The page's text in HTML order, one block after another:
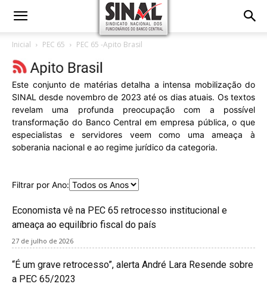
Inicial PEC 65 PEC 65 -Apito Brasil
Este conjunto de matérias detalha a intensa mobilização do
SINAL desde novembro de 2023 até os dias atuais. Os textos
revelam uma profunda preocupação com a possível
transformação do Banco Central em empresa pública, o que
especialistas e servidores veem como uma ameaça à
soberania nacional e ao regime jurídico da categoria.
Filtrar por Ano:
Economista vê na PEC 65 retrocesso institucional e
ameaça ao equilíbrio fiscal do país
27 de julho de 2026
“É um grave retrocesso”, alerta André Lara Resende sobre
a PEC 65/2023